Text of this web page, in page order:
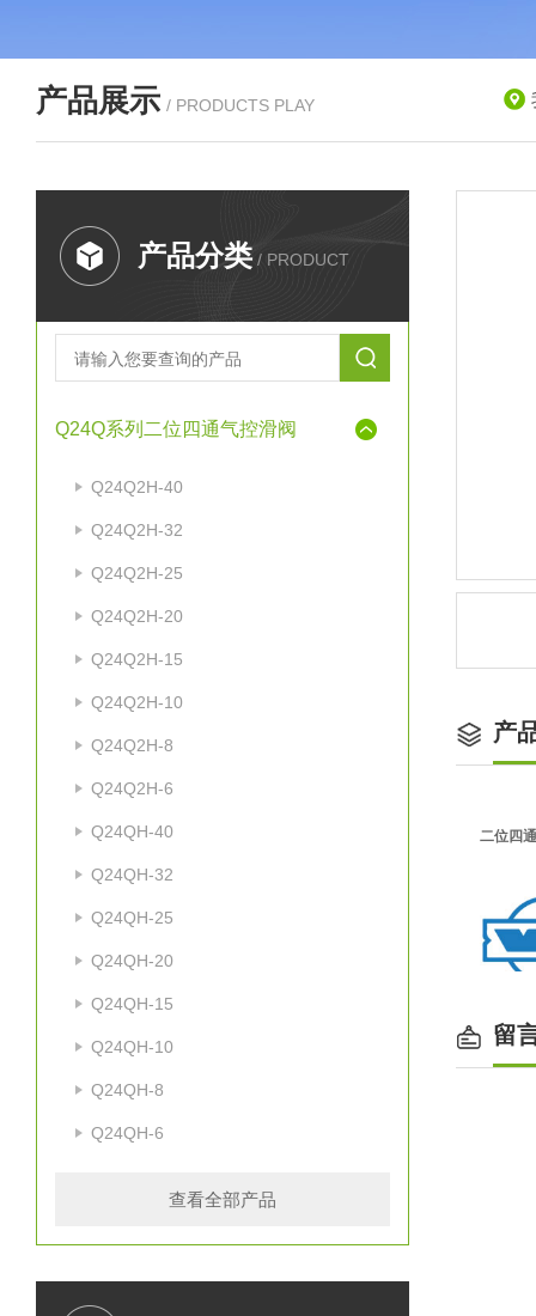
产品展示 / PRODUCTS PLAY
产品分类 / PRODUCT
Q24Q系列二位四通气控滑阀
Q24Q2H-40
Q24Q2H-32
Q24Q2H-25
Q24Q2H-20
Q24Q2H-15
Q24Q2H-10
Q24Q2H-8
Q24Q2H-6
Q24QH-40
Q24QH-32
Q24QH-25
Q24QH-20
Q24QH-15
Q24QH-10
Q24QH-8
Q24QH-6
查看全部产品
产
二位四
留